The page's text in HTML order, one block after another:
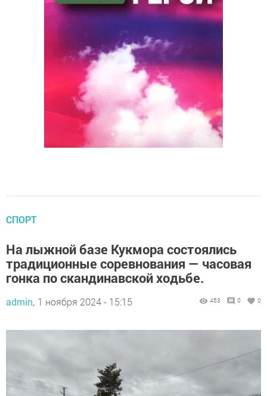
СПОРТ
На лыжной базе Кукмора состоялись
традиционные соревнования — часовая
гонка по скандинавской ходьбе.
admin, 1 ноября 2024 - 15:15 453 0 0